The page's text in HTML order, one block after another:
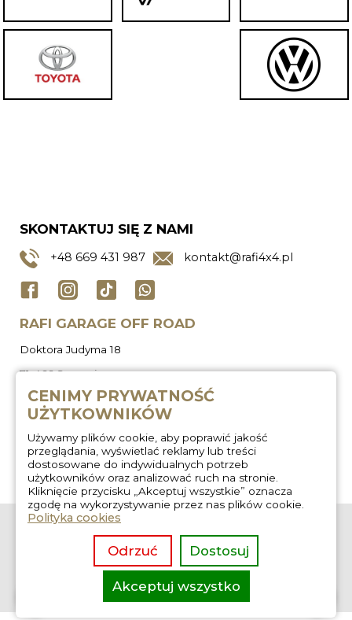
Zabudowa
wyprawowa
Wygłuszanie aut
Usługi off road
Regulamin
Kontakt
SKONTAKTUJ SIĘ Z NAMI
+48 669 431 987 kontakt@rafi4x4.pl
RAFI GARAGE OFF ROAD
Doktora Judyma 18
71-466 Szczecin
CENIMY PRYWATNOŚĆ
UŻYTKOWNIKÓW
Używamy plików cookie, aby poprawić jakość
przeglądania, wyświetlać reklamy lub treści
dostosowane do indywidualnych potrzeb
użytkowników oraz analizować ruch na stronie.
Kliknięcie przycisku „Akceptuj wszystkie” oznacza
zgodę na wykorzystywanie przez nas plików cookie.
Polityka cookies
Odrzuć Dostosuj
Akceptuj wszystko